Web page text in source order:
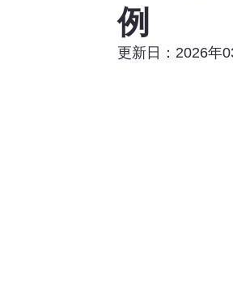
例
更新日：2026年